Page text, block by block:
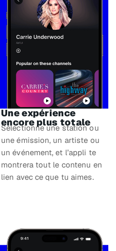
Une expérience
encore plus totale
Sélectionne une station ou
une émission, un artiste ou
un événement, et l’appli te
montrera tout le contenu en
lien avec ce que tu aimes.